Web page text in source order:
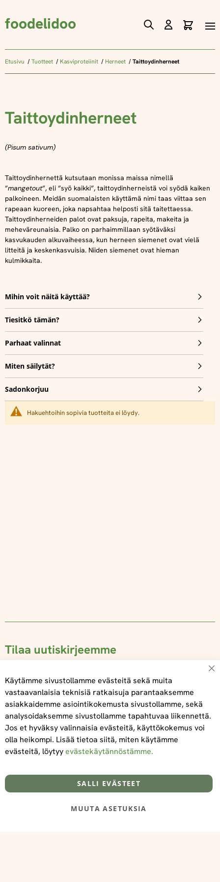
foodelidoo
Skip
Content
Etusivu Tuotteet Kasviproteiinit Herneet Taittoydinherneet
Taittoydinherneet
(Pisum sativum)
Taittoydinhernettä kutsutaan monissa maissa nimellä
”mangetout”, eli ”syö kaikki”, taittoydinherneistä voi syödä kaiken
palkoineen. Meidän suomalaisten käyttämä nimi taas viittaa sen
rapeaan kuoreen, joka napsahtaa helposti sitä taitettaessa.
Taittoydinherneiden palot ovat paksuja, rapeita, makeita ja
meheväreunaisia. Palko on parhaimmillaan syötäväksi
kasvukauden alkuvaiheessa, kun herneen siemenet ovat vielä
litteitä ja keskenkasvuisia. Niiden siemenet ovat hieman
kulmikkaita.
Mihin voit näitä käyttää?
Tiesitkö tämän?
Parhaat valinnat
Miten säilytät?
Sadonkorjuu
Hakuehtoihin sopivia tuotteita ei löydy.
Tilaa uutiskirjeemme
Tilaa
Tietoa meistä
@‌2025 FooDeliDoo
Toimitus- ja maksuehdot
Käytämme sivustollamme evästeitä sekä muita
vastaavanlaisia teknisiä ratkaisuja parantaaksemme
asiakkaidemme asiointikokemusta sivustollamme, sekä
analysoidaksemme sivustollamme tapahtuvaa liikennettä.
Jos et hyväksy valinnaisia evästeitä, käyttökokemus voi
olla heikompi. Lisää tietoa siitä, miten käytämme
evästeitä, löytyyevästekäytännöstämme.
SALLI EVÄSTEET
MUUTA ASETUKSIA